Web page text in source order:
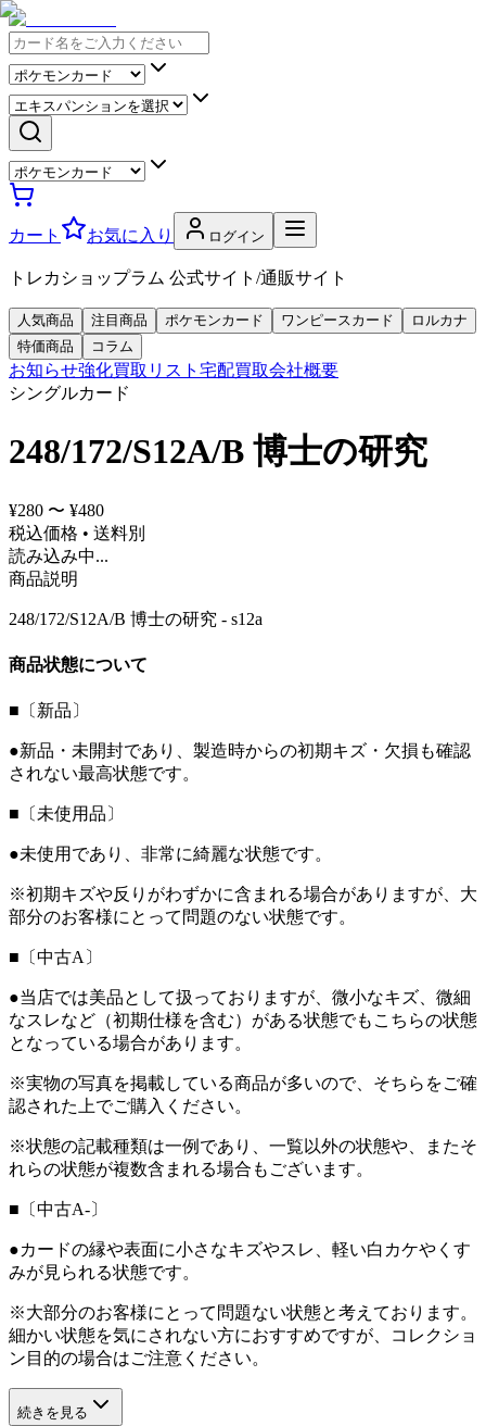
カート お気に入り ログイン
トレカショップラム 公式サイト/通販サイト
人気商品 注目商品 ポケモンカード ワンピースカード
ロルカナ
特価商品
コラム
お知らせ強化買取リスト 宅配買取会社概要
シングルカード
248/172/S12A/B 博士の研究
¥280 〜 ¥480
税込価格 • 送料別
読み込み中...
商品説明
248/172/S12A/B 博士の研究 - s12a
商品状態について
■〔新品〕
●新品・未開封であり、製造時からの初期キズ・欠損も確認
されない最高状態です。
■〔未使用品〕
●未使用であり、非常に綺麗な状態です。
※初期キズや反りがわずかに含まれる場合がありますが、大
部分のお客様にとって問題のない状態です。
■〔中古A〕
●当店では美品として扱っておりますが、微小なキズ、微細
なスレなど（初期仕様を含む）がある状態でもこちらの状態
となっている場合があります。
※実物の写真を掲載している商品が多いので、そちらをご確
認された上でご購入ください。
※状態の記載種類は一例であり、一覧以外の状態や、またそ
れらの状態が複数含まれる場合もございます。
■〔中古A-〕
●カードの縁や表面に小さなキズやスレ、軽い白カケやくす
みが見られる状態です。
※大部分のお客様にとって問題ない状態と考えております。
細かい状態を気にされない方におすすめですが、コレクショ
ン目的の場合はご注意ください。
続きを見る